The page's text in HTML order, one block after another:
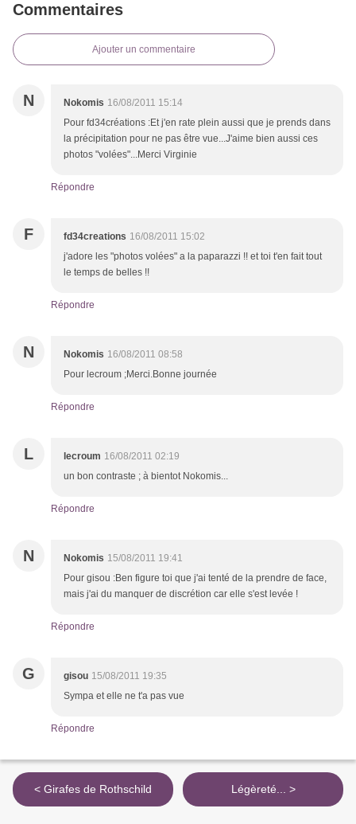
Commentaires
Ajouter un commentaire
N Nokomis 16/08/2011 15:14
Pour fd34créations :Et j'en rate plein aussi que je prends dans
la précipitation pour ne pas être vue...J'aime bien aussi ces
photos "volées"...Merci Virginie
Répondre
F fd34creations 16/08/2011 15:02
j'adore les "photos volées" a la paparazzi !! et toi t'en fait tout
le temps de belles !!
Répondre
N Nokomis 16/08/2011 08:58
Pour lecroum ;Merci.Bonne journée
Répondre
L lecroum 16/08/2011 02:19
un bon contraste ; à bientot Nokomis...
Répondre
N Nokomis 15/08/2011 19:41
Pour gisou :Ben figure toi que j'ai tenté de la prendre de face,
mais j'ai du manquer de discrétion car elle s'est levée !
Répondre
G gisou 15/08/2011 19:35
Sympa et elle ne t'a pas vue
Répondre
< Girafes de Rothschild Légèreté... >